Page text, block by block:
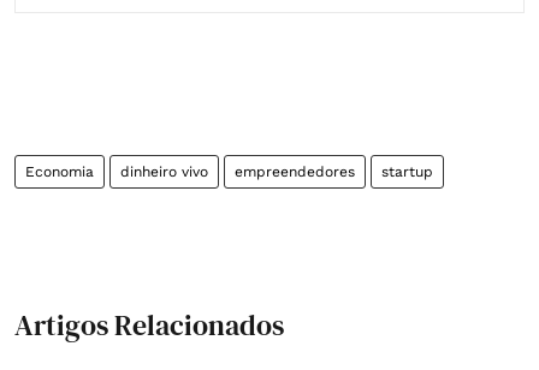
Economia dinheiro vivo empreendedores startup
Artigos Relacionados